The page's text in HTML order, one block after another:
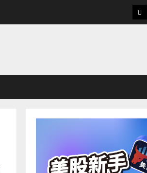
下
載